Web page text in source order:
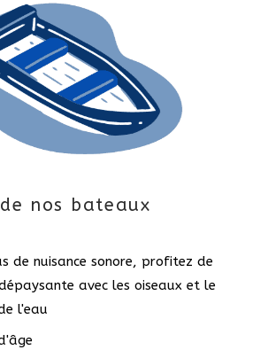
nos bateaux
de nuisance sonore, profitez de
avec les oiseaux et le
l'eau